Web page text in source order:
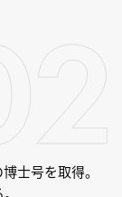
士号を取得。